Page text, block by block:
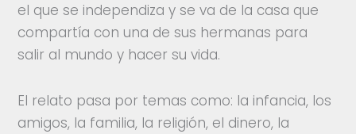
el que se independiza y se va de la casa que
compartía con una de sus hermanas para
salir al mundo y hacer su vida.
El relato pasa por temas como: la infancia, los
amigos, la familia, la religión, el dinero, la